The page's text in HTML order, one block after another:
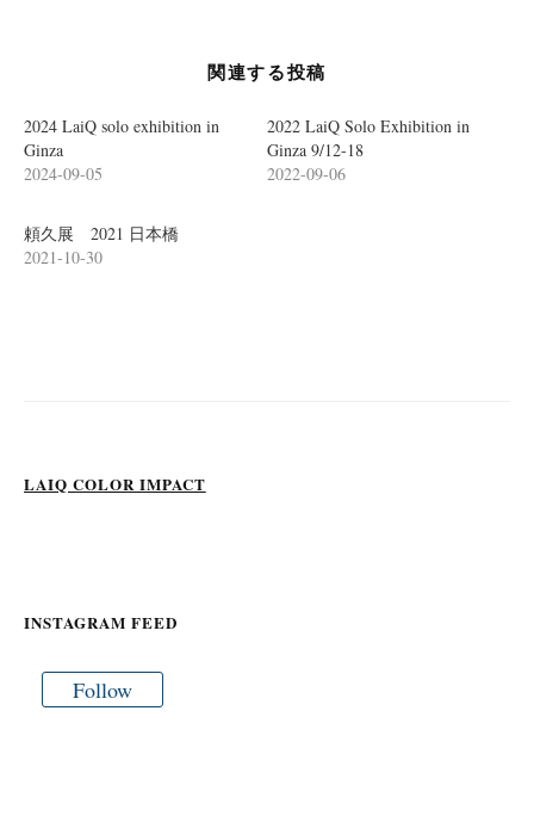
す
関連する投稿
2024 LaiQ solo exhibition in
Ginza
2024-09-05
2022 LaiQ Solo Exhibition in
Ginza 9/12-18
2022-09-06
頼久展 2021 日本橋
2021-10-30
LAIQ COLOR IMPACT
INSTAGRAM FEED
Follow